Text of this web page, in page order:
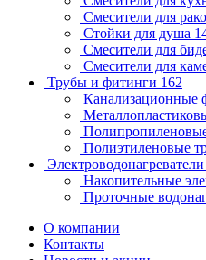
Смесители для
Стойки для душа
Смесители для
Смесители для
Трубы и фитинги 162
Канализационные
Полиэтиленовые
Электроводонагреватели
Накопительные
Проточные
О компании
Контакты